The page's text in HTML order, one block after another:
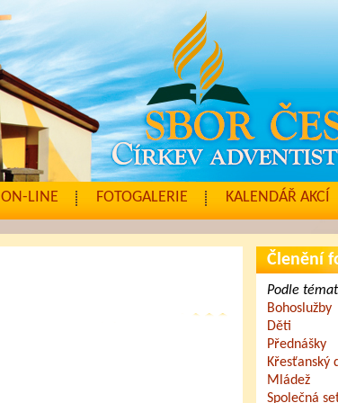
ON-LINE FOTOGALERIE KALENDÁŘ AKCÍ
Členění
Podle
Bohoslužby
Děti
Přednášky
Křesťanský
Mládež
Společná